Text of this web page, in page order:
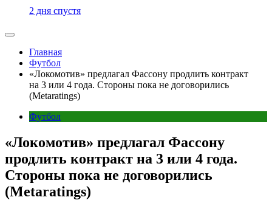
2 дня спустя
Главная
Футбол
«Локомотив» предлагал Фассону продлить контракт
на 3 или 4 года. Стороны пока не договорились
(Metaratings)
Футбол
«Локомотив» предлагал Фассону
продлить контракт на 3 или 4 года.
Стороны пока не договорились
(Metaratings)